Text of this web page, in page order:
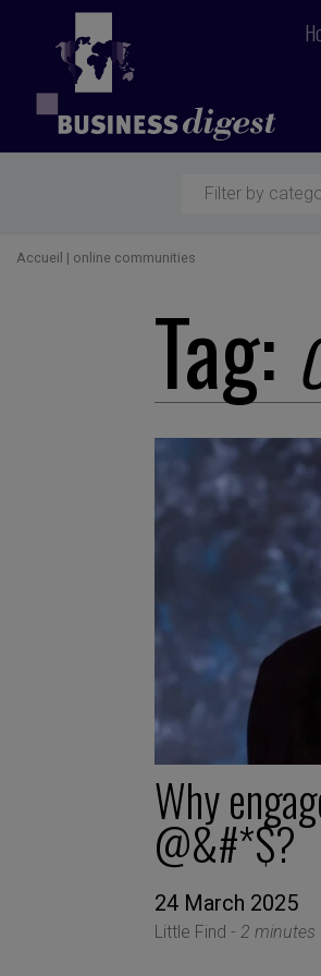
Filter by
Accueil | online communities
Tag:
Why
@&#*$?
24 March 2025
Little Find - 2 minutes